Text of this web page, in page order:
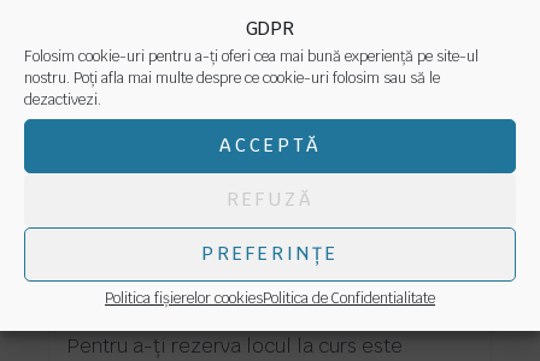
GDPR
Folosim cookie-uri pentru a-ți oferi cea mai bună experiență pe site-ul
nostru. Poți afla mai multe despre ce cookie-uri folosim sau să le
dezactivezi.
ACCEPTĂ
REFUZĂ
PREFERINȚE
Politica fișierelor cookiesPolitica de Confidentialitate
Întrebări frecvente
Cum mă înscriu la curs?
Pentru a-ți rezerva locul la curs este